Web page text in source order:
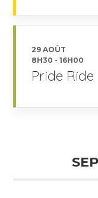
29 AOÛT
8H30 -16H00
Pride Ride